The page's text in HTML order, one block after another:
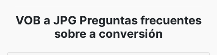
VOB a JPG Preguntas frecuentes
sobre a conversión